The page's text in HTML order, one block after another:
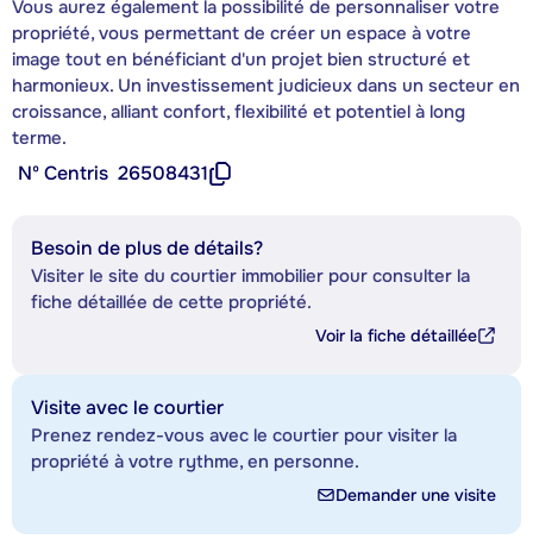
Vous aurez également la possibilité de personnaliser votre
propriété, vous permettant de créer un espace à votre
image tout en bénéficiant d'un projet bien structuré et
harmonieux. Un investissement judicieux dans un secteur en
croissance, alliant confort, flexibilité et potentiel à long
terme.
Nº Centris 26508431
Besoin de plus de détails?
Visiter le site du courtier immobilier pour consulter la
fiche détaillée de cette propriété.
Voir la fiche détaillée
Visite avec le courtier
Prenez rendez-vous avec le courtier pour visiter la
propriété à votre rythme, en personne.
Demander une visite